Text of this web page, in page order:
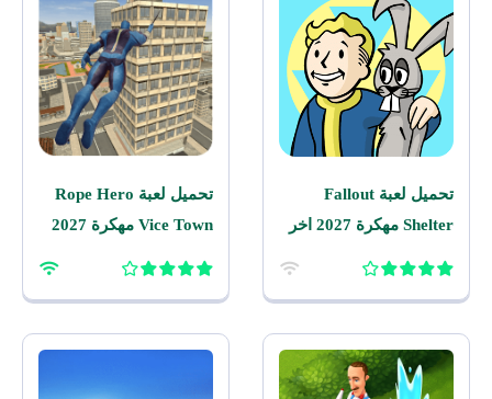
تحميل لعبة Fallout
Shelter مهكرة 2027 اخر
تحميل لعبة Rope Hero
Vice Town مهكرة 2027